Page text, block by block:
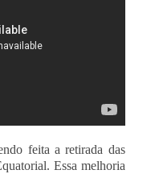
feita a retirada das
Essa melhoria